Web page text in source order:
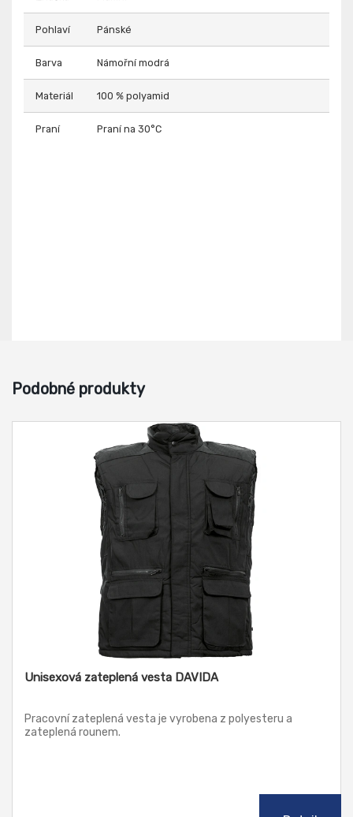
Pohlaví Pánské
Barva Námořní modrá
Materiál 100 % polyamid
Praní Praní na 30°C
Podobné produkty
Unisexová zateplená vesta DAVIDA
Pracovní zateplená vesta je vyrobena z polyesteru a
zateplená rounem.